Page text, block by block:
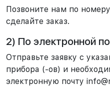
Позвоните нам по
сделайте заказ.
2) По электронной
Отправьте заявку с
прибора (-ов) и
электронную почту